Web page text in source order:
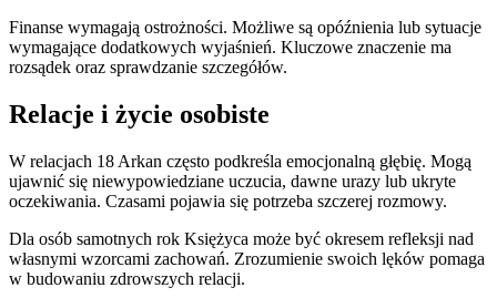
Finanse wymagają ostrożności. Możliwe są opóźnienia lub sytuacje
wymagające dodatkowych wyjaśnień. Kluczowe znaczenie ma
rozsądek oraz sprawdzanie szczegółów.
Relacje i życie osobiste
W relacjach 18 Arkan często podkreśla emocjonalną głębię. Mogą
ujawnić się niewypowiedziane uczucia, dawne urazy lub ukryte
oczekiwania. Czasami pojawia się potrzeba szczerej rozmowy.
Dla osób samotnych rok Księżyca może być okresem refleksji nad
własnymi wzorcami zachowań. Zrozumienie swoich lęków pomaga
w budowaniu zdrowszych relacji.